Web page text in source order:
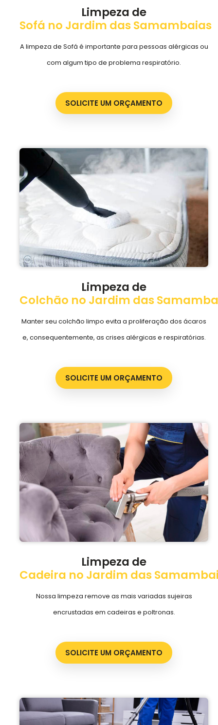
Limpeza de
Sofá no Jardim das Samambaias
A limpeza de Sofá é importante para pessoas alérgicas ou
com algum tipo de problema respiratório.
SOLICITE UM ORÇAMENTO
Limpeza de
Colchão no Jardim das
Manter seu colchão limpo evita a proliferação dos ácaros
e, consequentemente, as crises alérgicas e respiratórias.
SOLICITE UM ORÇAMENTO
Limpeza de
Cadeira no Jardim das
Nossa limpeza remove as mais variadas sujeiras
encrustadas em cadeiras e poltronas.
SOLICITE UM ORÇAMENTO